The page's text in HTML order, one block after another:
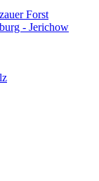
Forst
- Jerichow